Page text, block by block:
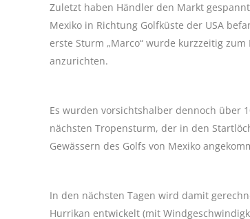
Zuletzt haben Händler den Markt
Mexiko in Richtung Golfküste der USA
erste Sturm „Marco“ wurde kurzzeitig
anzurichten.
Es wurden vorsichtshalber dennoch über
nächsten Tropensturm, der in den
Gewässern des Golfs von Mexiko
In den nächsten Tagen wird damit
Hurrikan entwickelt (mit